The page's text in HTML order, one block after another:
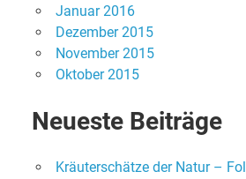
Januar 2016
Dezember 2015
November 2015
Oktober 2015
Neueste Beiträge
Kräuterschätze der Natur –